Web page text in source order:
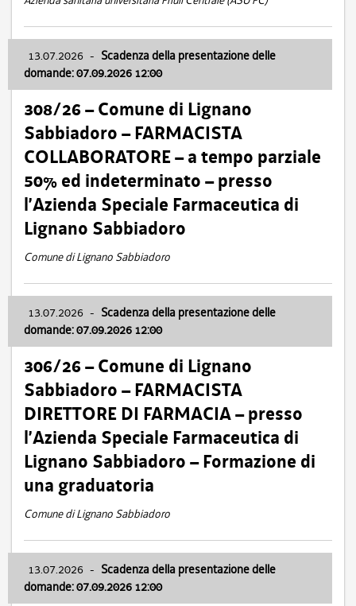
13.07.2026 - Scadenza della presentazione delle
domande: 07.09.2026 12:00
308/26 – Comune di Lignano
Sabbiadoro – FARMACISTA
COLLABORATORE – a tempo parziale
50% ed indeterminato – presso
l’Azienda Speciale Farmaceutica di
Lignano Sabbiadoro
Comune di Lignano Sabbiadoro
13.07.2026 - Scadenza della presentazione delle
domande: 07.09.2026 12:00
306/26 – Comune di Lignano
Sabbiadoro – FARMACISTA
DIRETTORE DI FARMACIA – presso
l’Azienda Speciale Farmaceutica di
Lignano Sabbiadoro – Formazione di
una graduatoria
Comune di Lignano Sabbiadoro
13.07.2026 - Scadenza della presentazione delle
domande: 07.09.2026 12:00